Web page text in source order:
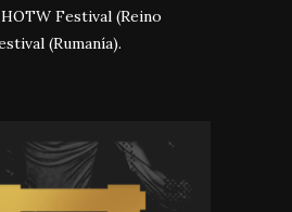
Festival (Reino
(Rumanía).